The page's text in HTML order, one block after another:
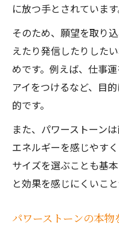
に放つ手とされています
そのため、願望を取り
えたり発信したりした
めです。例えば、仕事
アイをつけるなど、目
的です。
また、パワーストーン
エネルギーを感じやす
サイズを選ぶことも基
と効果を感じにくいこ
パワーストーンの本